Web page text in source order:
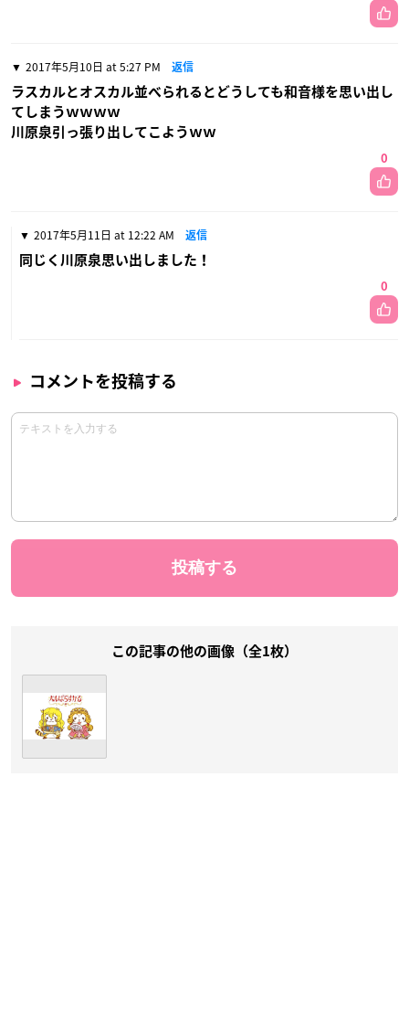
2017年5月10日 at 5:27 PM 返信
ラスカルとオスカル並べられるとどうしても和音様を思い出し
てしまうｗｗｗｗ
川原泉引っ張り出してこようｗｗ
0
2017年5月11日 at 12:22 AM 返信
同じく川原泉思い出しました！
0
コメントを投稿する
この記事の他の画像（全1枚）